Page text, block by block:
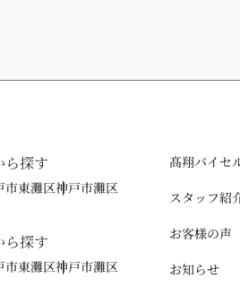
ら探す
市東灘区神戸市灘区
ら探す
市東灘区神戸市灘区
髙翔バイセ
スタッフ紹
お客様の声
お知らせ